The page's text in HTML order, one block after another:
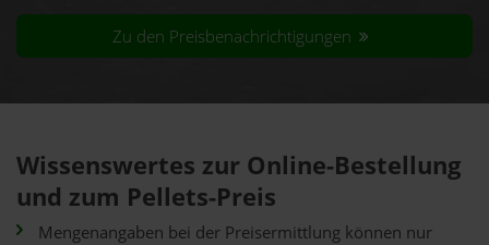
Zu den Preisbenachrichtigungen
Wissenswertes zur Online-Bestellung
und zum Pellets-Preis
Mengenangaben bei der Preisermittlung können nur